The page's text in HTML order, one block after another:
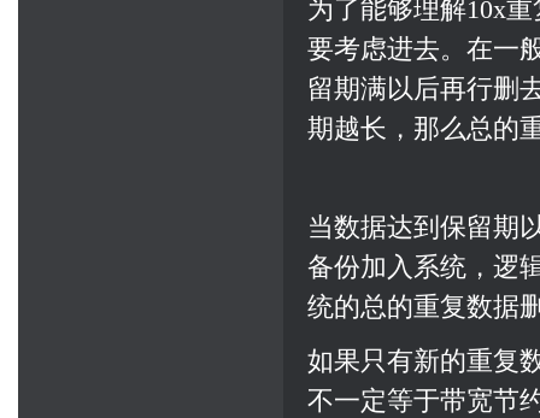
为了能够理解10x
要考虑进去。在一
留期满以后再行删
期越长，那么总的
当数据达到保留期
备份加入系统，逻
统的总的重复数据
如果只有新的重复
不一定等于带宽节